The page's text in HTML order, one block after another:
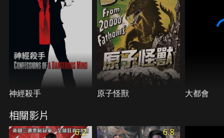
神經殺手 原子怪獸 大都會
相關影片
6.2 6.8